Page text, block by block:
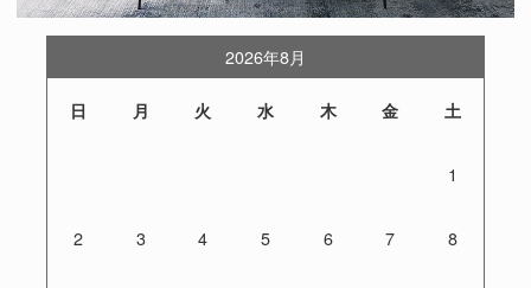
2026年8月
日 月 火 水 木 金 土
1
2 3 4 5 6 7 8